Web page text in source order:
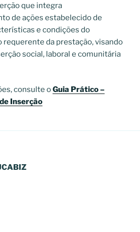
que integra
de ações estabelecido de
e condições do
requerente da prestação, visando
social, laboral e comunitária
consulte oGuia Prático –
Inserção